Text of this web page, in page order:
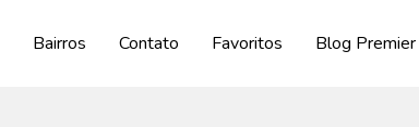
Bairros Contato Favoritos Blog Premier